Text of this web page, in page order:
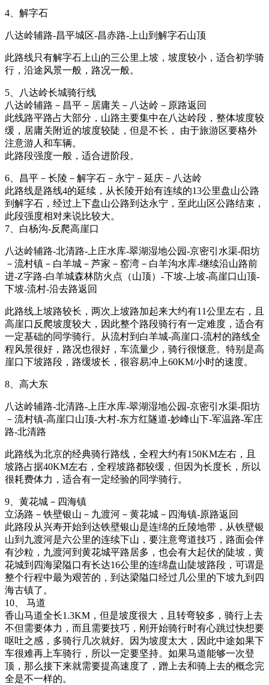
4、解字石
八达岭辅路-昌平城区-昌赤路-上山到解字石山顶
此路线只有解字石上山的三公里上坡，坡度较小，适合初学骑
行，沿途风景一般，路况一般。
5、八达岭长城骑行线
八达岭辅路－昌平－居庸关－八达岭－原路返回
此线路平路占大部分，山路主要集中在八达岭段，整体坡度较
缓，居庸关附近的坡度较陡，但是不长， 由于旅游区要格外
注意游人和车辆。
此路段强度一般，适合进阶段。
6、昌平－长陵－解字石－永宁－延庆－八达岭
此路线是路线4的延续，从长陵开始有连续的13公里盘山公路
到解字石，经过上下盘山公路到达永宁，至此山区公路结束，
此段强度相对来说比较大。
7、白杨沟-反爬高崖口
八达岭辅路-北清路-上庄水库-翠湖湿地公园-京密引水渠-阳坊
－流村镇－白羊城－芦家－窑湾－白羊沟水库-继续沿山路前
进-Z字路-白羊城森林防火点（山顶）-下坡-上坡-高崖口山顶-
下坡-流村-沿去路返回
此路线上坡路较长，两次上坡路加起来大约有11公里左右，且
高崖口反爬坡度较大，因此整个路段骑行有一定难度，适合有
一定基础的同学骑行。从流村到白羊城-高崖口-流村的路线全
程风景很好，路况也很好，车流量少，骑行很惬意。特别是高
崖口下坡路段，路缓坡长，很容易冲上60KM/小时的速度。
8、高大东
八达岭辅路-北清路-上庄水库-翠湖湿地公园-京密引水渠-阳坊
－流村镇-高崖口山顶-大村-东方红隧道-妙峰山下-军温路-军庄
路-北清路
此路线为北京的经典骑行路线，全程大约有150KM左右，且
坡路占据40KM左右，全程坡路都较缓，但因为长度长，所以
很耗费体力，适合有一定经验的同学骑行。
9、黄花城－四海镇
立汤路－铁壁银山－九渡河－黄花城－四海镇-原路返回
此路段从兴寿开始到达铁壁银山是连绵的丘陵地带，从铁壁银
山到九渡河是六公里的连续下山，要注意弯道技巧，路面会伴
有沙粒，九渡河到黄花城平路居多，也会有大起伏的陡坡，黄
花城到四海梁隘口有长达16公里的连绵盘山陡坡路段，可谓是
整个行程中最为艰苦的，到达梁隘口经过几公里的下坡九到四
海古镇了。
10、 马道
香山马道全长1.3KM，但是坡度很大，且转弯较多，骑行上去
不但需要体力，而且需要技巧，刚开始骑行时有心跳过快想要
呕吐之感，多骑行几次就好。因为坡度太大，因此中途如果下
车很难再上车骑行，所以一定要坚持。如果马道能够一次登
顶，那么接下来就需要提高速度了，蹭上去和骑上去的概念完
全是不一样的。